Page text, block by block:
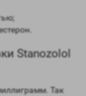
Stanozolol
Так